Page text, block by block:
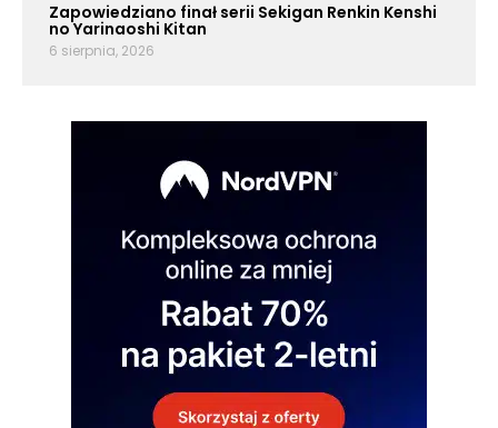
Zapowiedziano finał serii Sekigan Renkin Kenshi
no Yarinaoshi Kitan
6 sierpnia, 2026